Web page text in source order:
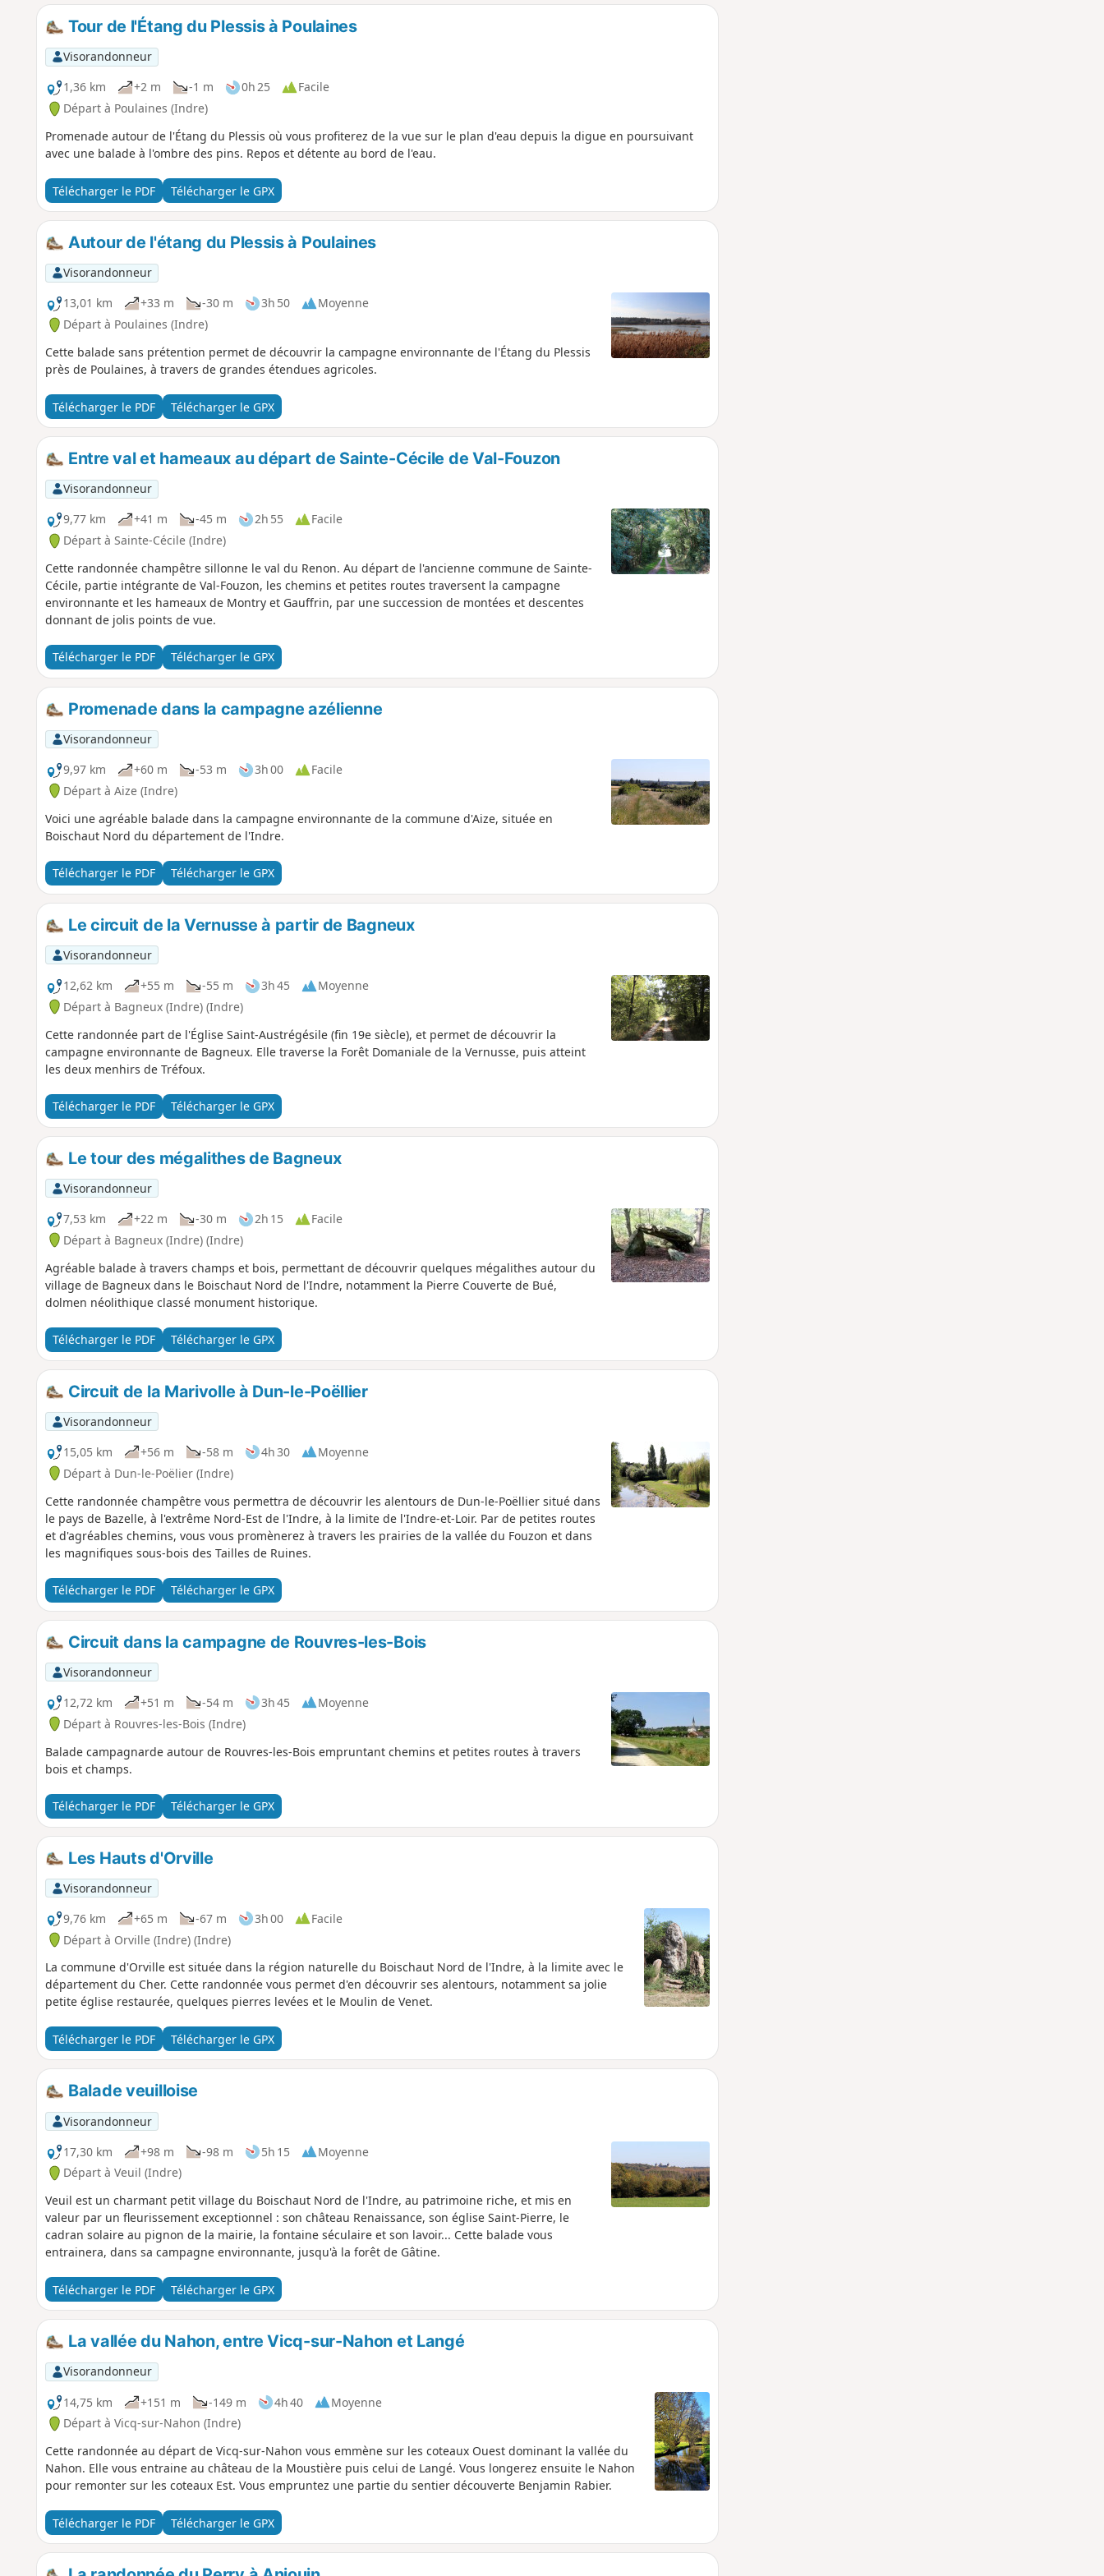
Tour de l'Étang du Plessis à Poulaines
Visorandonneur
1,36 km
+2 m -1 m 0h 25
Facile
Départ à Poulaines (Indre)
Promenade autour de l'Étang du Plessis où vous profiterez de la vue sur le plan d'eau depuis la digue en poursuivant
avec une balade à l'ombre des pins. Repos et détente au bord de l'eau.
Télécharger le PDF Télécharger le GPX
Autour de l'étang du Plessis à Poulaines
Visorandonneur
13,01 km
+33 m -30 m 3h 50
Moyenne
Départ à Poulaines (Indre)
Cette balade sans prétention permet de découvrir la campagne environnante de l'Étang du Plessis
près de Poulaines, à travers de grandes étendues agricoles.
Télécharger le PDF Télécharger le GPX
Entre val et hameaux au départ de Sainte-Cécile de Val-Fouzon
Visorandonneur
9,77 km
+41 m -45 m 2h 55
Facile
Départ à Sainte-Cécile (Indre)
Cette randonnée champêtre sillonne le val du Renon. Au départ de l'ancienne commune de Sainte-
Cécile, partie intégrante de Val-Fouzon, les chemins et petites routes traversent la campagne
environnante et les hameaux de Montry et Gauffrin, par une succession de montées et descentes
donnant de jolis points de vue.
Télécharger le PDF Télécharger le GPX
Promenade dans la campagne azélienne
Visorandonneur
9,97 km
+60 m -53 m 3h 00
Facile
Départ à Aize (Indre)
Voici une agréable balade dans la campagne environnante de la commune d'Aize, située en
Boischaut Nord du département de l'Indre.
Télécharger le PDF Télécharger le GPX
Le circuit de la Vernusse à partir de Bagneux
Visorandonneur
12,62 km
+55 m -55 m 3h 45
Moyenne
Départ à Bagneux (Indre) (Indre)
Cette randonnée part de l'Église Saint-Austrégésile (fin 19e siècle), et permet de découvrir la
campagne environnante de Bagneux. Elle traverse la Forêt Domaniale de la Vernusse, puis atteint
les deux menhirs de Tréfoux.
Télécharger le PDF Télécharger le GPX
Le tour des mégalithes de Bagneux
Visorandonneur
7,53 km
+22 m -30 m 2h 15
Facile
Départ à Bagneux (Indre) (Indre)
Agréable balade à travers champs et bois, permettant de découvrir quelques mégalithes autour du
village de Bagneux dans le Boischaut Nord de l'Indre, notamment la Pierre Couverte de Bué,
dolmen néolithique classé monument historique.
Télécharger le PDF Télécharger le GPX
Circuit de la Marivolle à Dun-le-Poëllier
Visorandonneur
15,05 km
+56 m -58 m 4h 30
Moyenne
Départ à Dun-le-Poëlier (Indre)
Cette randonnée champêtre vous permettra de découvrir les alentours de Dun-le-Poëllier situé dans
le pays de Bazelle, à l'extrême Nord-Est de l'Indre, à la limite de l'Indre-et-Loir. Par de petites routes
et d'agréables chemins, vous vous promènerez à travers les prairies de la vallée du Fouzon et dans
les magnifiques sous-bois des Tailles de Ruines.
Télécharger le PDF Télécharger le GPX
Circuit dans la campagne de Rouvres-les-Bois
Visorandonneur
12,72 km
+51 m -54 m 3h 45
Moyenne
Départ à Rouvres-les-Bois (Indre)
Balade campagnarde autour de Rouvres-les-Bois empruntant chemins et petites routes à travers
bois et champs.
Télécharger le PDF Télécharger le GPX
Les Hauts d'Orville
Visorandonneur
9,76 km
+65 m -67 m 3h 00
Facile
Départ à Orville (Indre) (Indre)
La commune d'Orville est située dans la région naturelle du Boischaut Nord de l'Indre, à la limite avec le
département du Cher. Cette randonnée vous permet d'en découvrir ses alentours, notamment sa jolie
petite église restaurée, quelques pierres levées et le Moulin de Venet.
Télécharger le PDF Télécharger le GPX
Balade veuilloise
Visorandonneur
17,30 km
+98 m -98 m 5h 15
Moyenne
Départ à Veuil (Indre)
Veuil est un charmant petit village du Boischaut Nord de l'Indre, au patrimoine riche, et mis en
valeur par un fleurissement exceptionnel : son château Renaissance, son église Saint-Pierre, le
cadran solaire au pignon de la mairie, la fontaine séculaire et son lavoir... Cette balade vous
entrainera, dans sa campagne environnante, jusqu'à la forêt de Gâtine.
Télécharger le PDF Télécharger le GPX
La vallée du Nahon, entre Vicq-sur-Nahon et Langé
Visorandonneur
14,75 km
+151 m -149 m 4h 40
Moyenne
Départ à Vicq-sur-Nahon (Indre)
Cette randonnée au départ de Vicq-sur-Nahon vous emmène sur les coteaux Ouest dominant la vallée du
Nahon. Elle vous entraine au château de la Moustière puis celui de Langé. Vous longerez ensuite le Nahon
pour remonter sur les coteaux Est. Vous empruntez une partie du sentier découverte Benjamin Rabier.
Télécharger le PDF Télécharger le GPX